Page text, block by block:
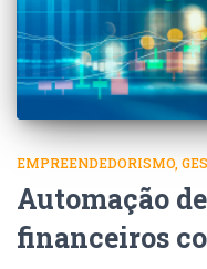
EMPREENDEDORISMO
Automação
financeiros